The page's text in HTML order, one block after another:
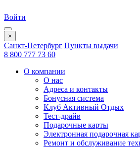
Войти
×
Санкт-Петербург Пункты выдачи
8 800 777 73 60
О компании
О нас
Адреса и контакты
Бонусная система
Клуб Активный Отдых
Тест-драйв
Подарочные карты
Электронная подарочная
Ремонт и обслуживание